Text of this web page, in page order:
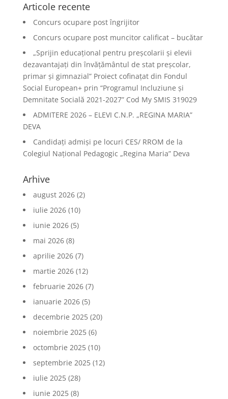
Articole recente
Concurs ocupare post îngrijitor
Concurs ocupare post muncitor calificat – bucătar
„Sprijin educațional pentru preșcolarii și elevii
dezavantajați din învățământul de stat preșcolar,
primar și gimnazial” Proiect cofinațat din Fondul
Social European+ prin “Programul Incluziune și
Demnitate Socială 2021-2027” Cod My SMIS 319029
ADMITERE 2026 – ELEVI C.N.P. „REGINA MARIA”
DEVA
Candidați admiși pe locuri CES/ RROM de la
Colegiul Național Pedagogic „Regina Maria” Deva
Arhive
august 2026(2)
iulie 2026(10)
iunie 2026(5)
mai 2026(8)
aprilie 2026(7)
martie 2026(12)
februarie 2026(7)
ianuarie 2026(5)
decembrie 2025(20)
noiembrie 2025(6)
octombrie 2025(10)
septembrie 2025(12)
iulie 2025(28)
iunie 2025(8)